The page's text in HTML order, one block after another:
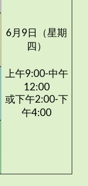
6月9日（星期
四）
上午9:00-中午
12:00
或下午2:00-下
午4:00